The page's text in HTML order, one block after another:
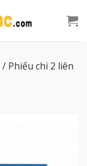
/ Phiếu chi 2 liên